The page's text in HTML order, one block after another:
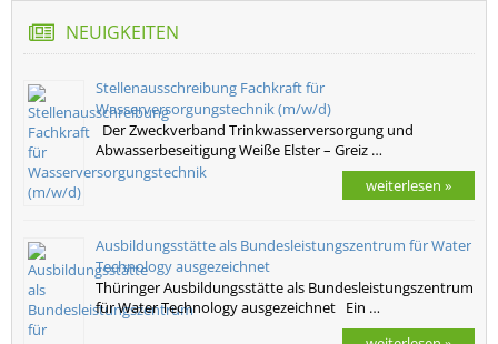
NEUIGKEITEN
Stellenausschreibung Fachkraft für
Wasserversorgungstechnik (m/w/d)
Der Zweckverband Trinkwasserversorgung und
Abwasserbeseitigung Weiße Elster – Greiz …
weiterlesen »
Ausbildungsstätte als Bundesleistungszentrum für Water
Technology ausgezeichnet
Thüringer Ausbildungsstätte als Bundesleistungszentrum
für Water Technology ausgezeichnet Ein …